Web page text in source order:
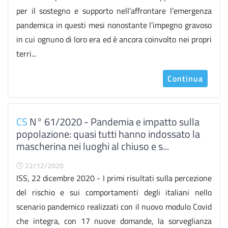
per il sostegno e supporto nell’affrontare l’emergenza
pandemica in questi mesi nonostante l’impegno gravoso
in cui ognuno di loro era ed è ancora coinvolto nei propri
terri...
Continua
CSN° 61/2020 - Pandemia e impatto sulla
popolazione: quasi tutti hanno indossato la
mascherina nei luoghi al chiuso e s...
22/12/2020
ISS, 22 dicembre 2020 - I primi risultati sulla percezione
del rischio e sui comportamenti degli italiani nello
scenario pandemico realizzati con il nuovo modulo Covid
che integra, con 17 nuove domande, la sorveglianza